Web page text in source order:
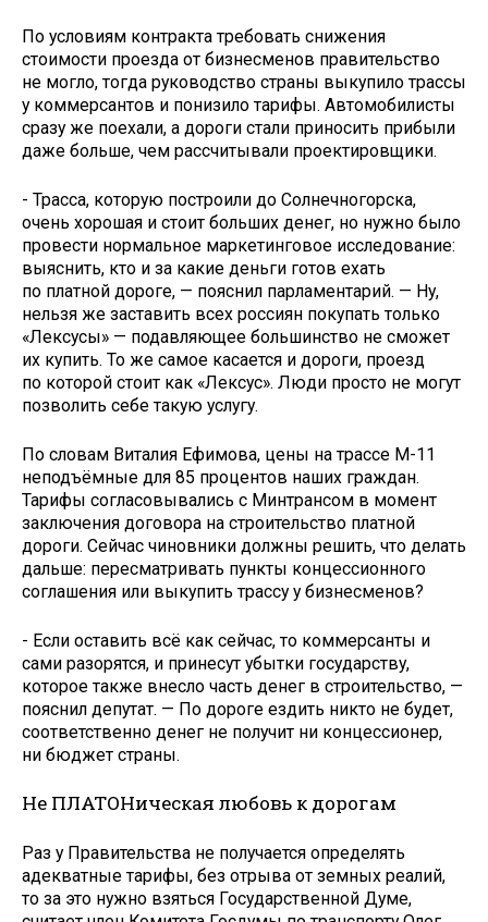
По условиям контракта требовать снижения
стоимости проезда от бизнесменов правительство
не могло, тогда руководство страны выкупило трассы
у коммерсантов и понизило тарифы. Автомобилисты
сразу же поехали, а дороги стали приносить прибыли
даже больше, чем рассчитывали проектировщики.
- Трасса, которую построили до Солнечногорска,
очень хорошая и стоит больших денег, но нужно было
провести нормальное маркетинговое исследование:
выяснить, кто и за какие деньги готов ехать
по платной дороге, — пояснил парламентарий. — Ну,
нельзя же заставить всех россиян покупать только
«Лексусы» — подавляющее большинство не сможет
их купить. То же самое касается и дороги, проезд
по которой стоит как «Лексус». Люди просто не могут
позволить себе такую услугу.
По словам Виталия Ефимова, цены на трассе М-11
неподъёмные для 85 процентов наших граждан.
Тарифы согласовывались с Минтрансом в момент
заключения договора на строительство платной
дороги. Сейчас чиновники должны решить, что делать
дальше: пересматривать пункты концессионного
соглашения или выкупить трассу у бизнесменов?
- Если оставить всё как сейчас, то коммерсанты и
сами разорятся, и принесут убытки государству,
которое также внесло часть денег в строительство, —
пояснил депутат. — По дороге ездить никто не будет,
соответственно денег не получит ни концессионер,
ни бюджет страны.
Не ПЛАТОНическая любовь к дорогам
Раз у Правительства не получается определять
адекватные тарифы, без отрыва от земных реалий,
то за это нужно взяться Государственной Думе,